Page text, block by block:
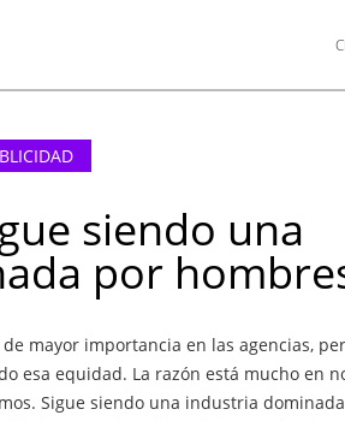
siendo una
por
mayor importancia en las agencias,
esa equidad. La razón está mucho en
Sigue siendo una industria